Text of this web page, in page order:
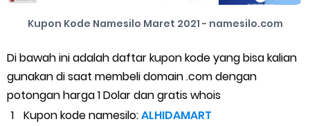
Kupon Kode Namesilo Maret 2021 - namesilo.com
Di bawah ini adalah daftar kupon kode yang bisa kalian
gunakan di saat membeli domain .com dengan
potongan harga 1 Dolar dan gratis whois
Kupon kode namesilo:ALHIDAMART